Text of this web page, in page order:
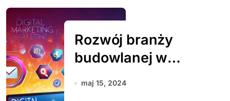
Rozwój branży
budowlanej w
Polsce: nowe
maj 15, 2024